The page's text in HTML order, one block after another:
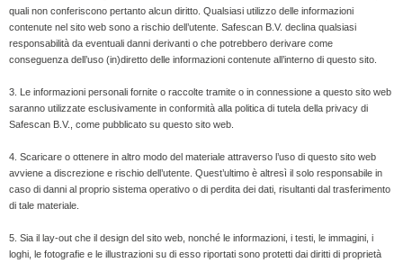
quali non conferiscono pertanto alcun diritto. Qualsiasi utilizzo delle informazioni
contenute nel sito web sono a rischio dell’utente. Safescan B.V. declina qualsiasi
responsabilità da eventuali danni derivanti o che potrebbero derivare come
conseguenza dell’uso (in)diretto delle informazioni contenute all’interno di questo sito.
3. Le informazioni personali fornite o raccolte tramite o in connessione a questo sito web
saranno utilizzate esclusivamente in conformità alla politica di tutela della privacy di
Safescan B.V., come pubblicato su questo sito web.
4. Scaricare o ottenere in altro modo del materiale attraverso l’uso di questo sito web
avviene a discrezione e rischio dell’utente. Quest’ultimo è altresì il solo responsabile in
caso di danni al proprio sistema operativo o di perdita dei dati, risultanti dal trasferimento
di tale materiale.
5. Sia il lay-out che il design del sito web, nonché le informazioni, i testi, le immagini, i
loghi, le fotografie e le illustrazioni su di esso riportati sono protetti dai diritti di proprietà